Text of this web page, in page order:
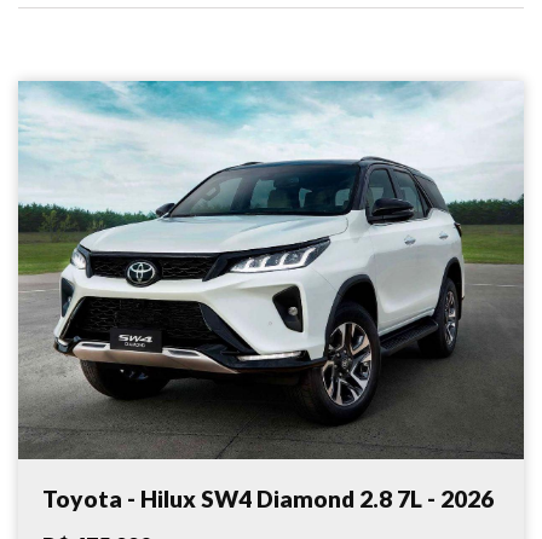
Toyota - Hilux SW4 Diamond 2.8 7L - 2026